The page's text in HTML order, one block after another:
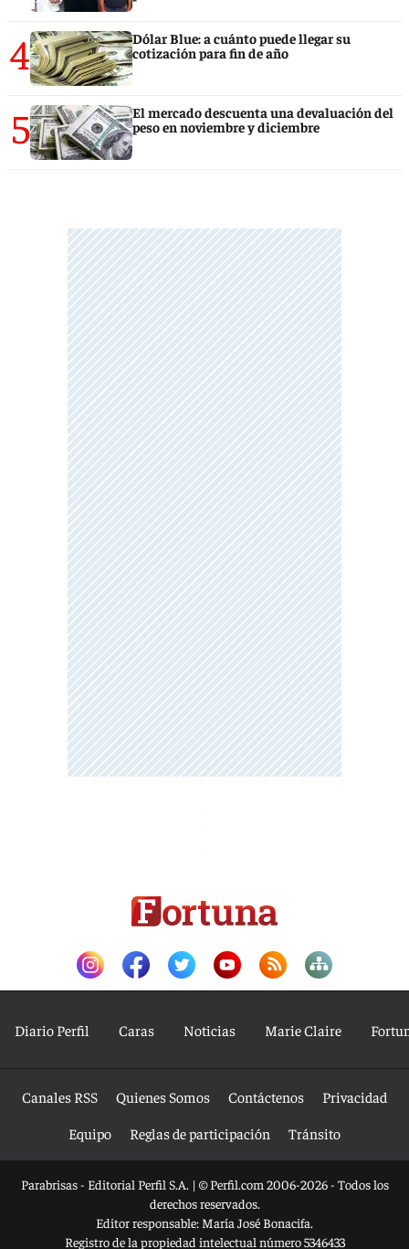
4
Dólar Blue: a cuánto puede llegar su
cotización para fin de año
5
El mercado descuenta una devaluación del
peso en noviembre y diciembre
Diario Perfil Caras Noticias Marie Claire
Canales RSS Quienes Somos Contáctenos
Privacidad
Equipo
Reglas de participación Tránsito
Parabrisas - Editorial Perfil S.A. | © Perfil.com 2006-2026 - Todos los
derechos reservados.
Editor responsable: María José Bonacifa.
Registro de la propiedad intelectual número 5346433